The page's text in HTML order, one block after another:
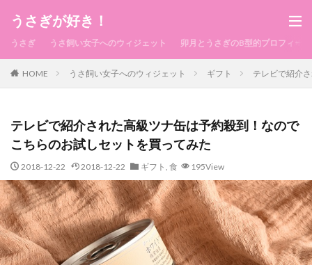
うさぎが好き！
うさぎ うさ飼い女子へのウィジェット 卯月とうさぎのB型的プロフィール
HOME うさ飼い女子へのウィジェット ギフト テレビで紹介
テレビで紹介された高級ツナ缶は予約殺到！なので
こちらのお試しセットを買ってみた
2018-12-22 2018-12-22 ギフト , 食 195View